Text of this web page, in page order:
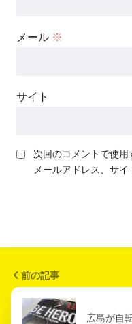
メール ※
サイト
次回のコメントで使用
メールアドレス、サイ
前の記事
広島が自